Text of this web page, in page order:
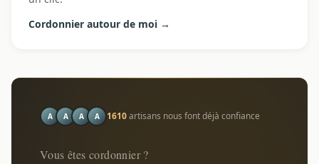
Cordonnier autour de moi →
A A A A 1610artisans nous font déjà confiance
Vous êtes cordonnier ?